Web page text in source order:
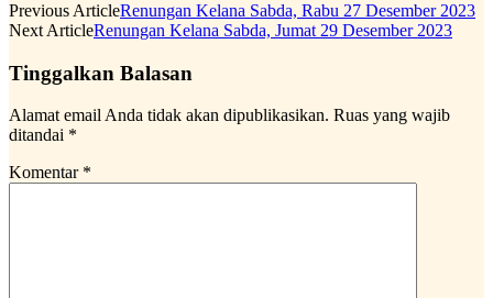
Previous ArticleRenungan Kelana Sabda, Rabu 27 Desember 2023
Next ArticleRenungan Kelana Sabda, Jumat 29 Desember 2023
Tinggalkan Balasan
Alamat email Anda tidak akan dipublikasikan. Ruas yang wajib
ditandai *
Komentar *